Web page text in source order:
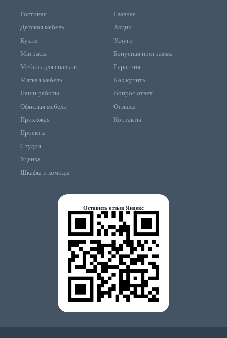
Гостиная
Детская мебель
Кухня
Матрасы
Мебель для спальни
Мягкая мебель
Наши работы
Офисная мебель
Прихожая
Проекты
Студия
Уценка
Шкафы и комоды
Главная
Акции
Услуги
Бонусная программа
Гарантия
Как купить
Вопрос ответ
Отзывы
Контакты
Оставить отзыв Яндекс